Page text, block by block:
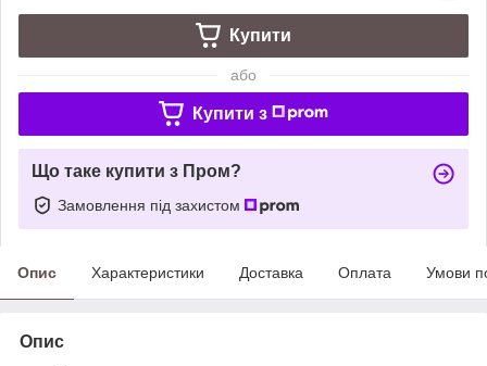
Купити
або
Купити з
Що таке купити з Пром?
Замовлення під захистом
Опис Характеристики Доставка Оплата Умови
Опис